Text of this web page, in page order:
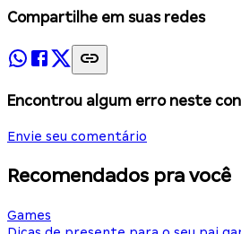
Compartilhe em suas redes
Encontrou algum erro neste
Envie seu comentário
Recomendados pra você
Games